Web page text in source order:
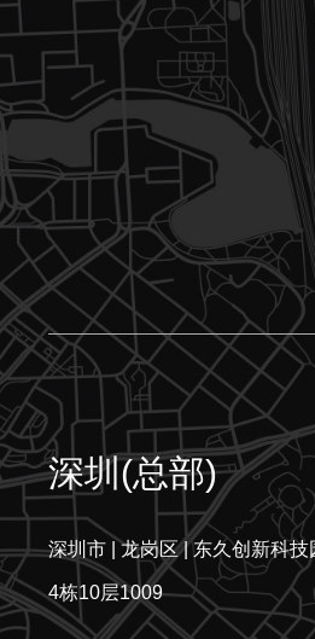
深圳(总部)
深圳市 | 龙岗区 | 东久创新科技
4栋10层1009